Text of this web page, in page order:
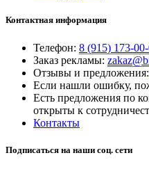
Контактная информация
Телефон: 8 (915) 173-
Заказ рекламы:
Отзывы и предложения:
Если нашли ошибку,
Есть предложения по
открыты к
Контакты
Подписаться на наши соц. сети